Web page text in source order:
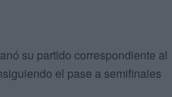
su partido correspondiente al
el pase a semifinales